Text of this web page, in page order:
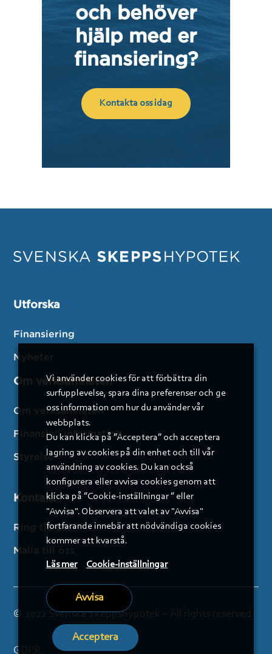
och behöver
hjälp med er
finansiering?
Kontakta oss idag
Utforska
Finansiering
Nyheter
Om verksamheten
Om verksamheten
Finansiell information
Styrelse
Kontakt
Ring till oss
Maila till oss
© 2022 Svenska Skeppshypotek – All rights reserved
GDPR
Vi använder cookies för att förbättra din
surfupplevelse, spara dina preferenser och ge
oss information om hur du använder vår
webbplats.
Du kan klicka på ”Acceptera” och acceptera
lagring av cookies på din enhet och till vår
användning av cookies. Du kan också
konfigurera eller avvisa cookies genom att
klicka på ”Cookie-inställningar ” eller
"Avvisa". Observera att valet av "Avvisa"
fortfarande innebär att nödvändiga cookies
kommer att kvarstå.
Läs mer Cookie-inställningar
Avvisa
Acceptera